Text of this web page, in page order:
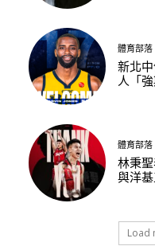
體育部落
新北
人「
體育部落
林秉
與洋
Load